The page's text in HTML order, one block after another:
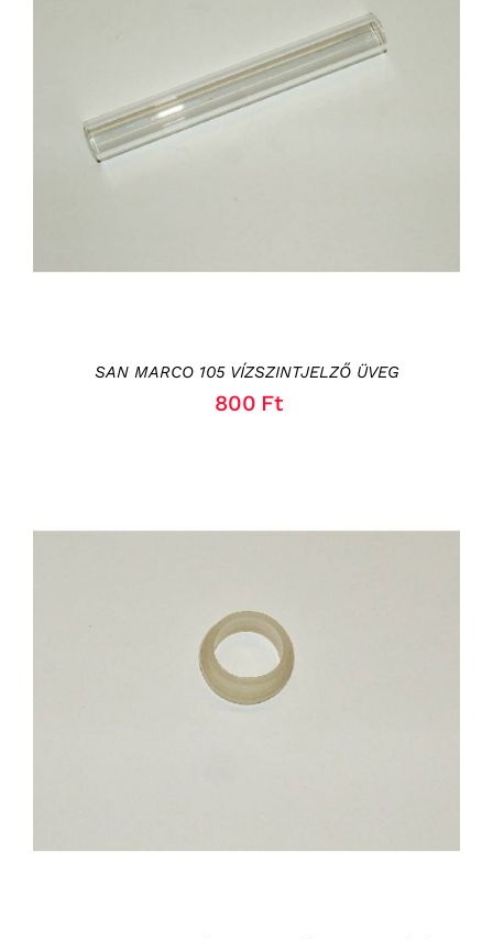
KOSÁRBA TESZEM
SAN MARCO 105 VÍZSZINTJELZŐ ÜVEG
800 Ft
KOSÁRBA TESZEM /